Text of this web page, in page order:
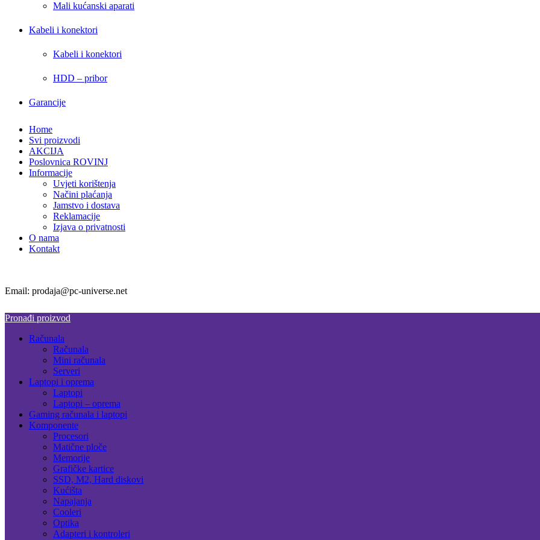
Mali kućanski aparati
Kabeli i konektori
Kabeli i konektori
HDD – pribor
Garancije
Home
Svi proizvodi
AKCIJA
Poslovnica ROVINJ
Informacije
Uvjeti korištenja
Načini plaćanja
Jamstvo i dostava
Reklamacije
Izjava o privatnosti
O nama
Kontakt
Email: prodaja@pc-universe.net
Pronađi proizvod
Računala
Računala
Mini računala
Serveri
Laptopi i oprema
Laptopi
Laptopi – oprema
Gaming računala i laptopi
Komponente
Procesori
Matične ploče
Memorije
Grafičke kartice
SSD, M2, Hard diskovi
Kućišta
Napajanja
Cooleri
Optika
Adapteri i kontroleri